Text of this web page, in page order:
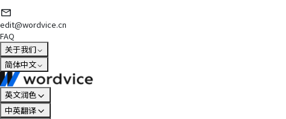
edit@wordvice.cn
FAQ
关于我们
简体中文
英文润色
中英翻译